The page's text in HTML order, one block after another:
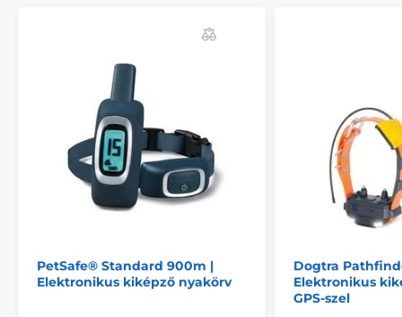
Billentyűzár
Akár 2 kutya kiképzéséhez
Állítható, rugalmas nyakörv
Hosszú akkumulátor-üzemidő
Hang-, rezgés- és impulzuskorrekció
Exkluzív szilikon borítás
PetSafe® Standard 900m |
Elektronikus kiképző nyakörv
Dogtra
Elektronikus
GPS-szel